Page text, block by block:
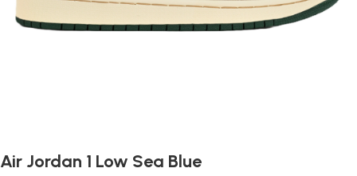
Air Jordan 1 Low Sea Blue